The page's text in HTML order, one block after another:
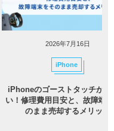
2026年7月16日
iPhone
iPhoneのゴーストタッチが治
い！修理費用目安と、故障端
のまま売却するメリット